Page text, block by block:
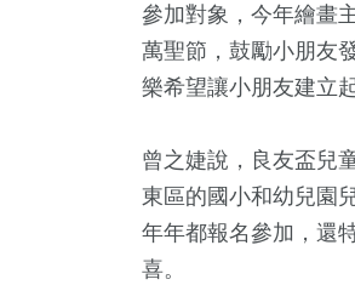
參加對象，今年繪畫
萬聖節，鼓勵小朋友
樂希望讓小朋友建立
曾之婕說，良友盃兒
東區的國小和幼兒園
年年都報名參加，還
喜。
5534+
健康及醫療
112+
演唱會
3978+
旅遊
674+
兩岸
福
化